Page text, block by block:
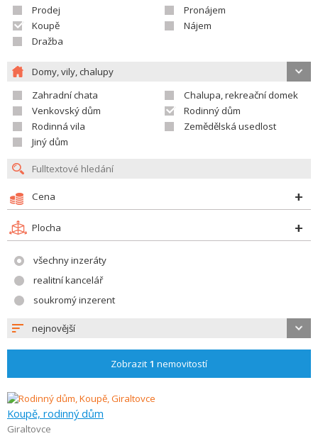
Prodej
Pronájem
Koupě
Nájem
Dražba
Domy, vily, chalupy
Zahradní chata
Chalupa, rekreační domek
Venkovský dům
Rodinný dům
Rodinná vila
Zemědělská usedlost
Jiný dům
Cena
Plocha
všechny inzeráty
realitní kancelář
soukromý inzerent
nejnovější
Zobrazit 1 nemovitostí
Koupě, rodinný dům
Giraltovce